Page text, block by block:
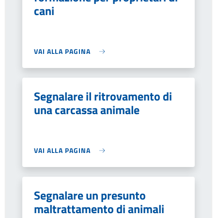
cani
VAI ALLA PAGINA
Segnalare il ritrovamento di
una carcassa animale
VAI ALLA PAGINA
Segnalare un presunto
maltrattamento di animali